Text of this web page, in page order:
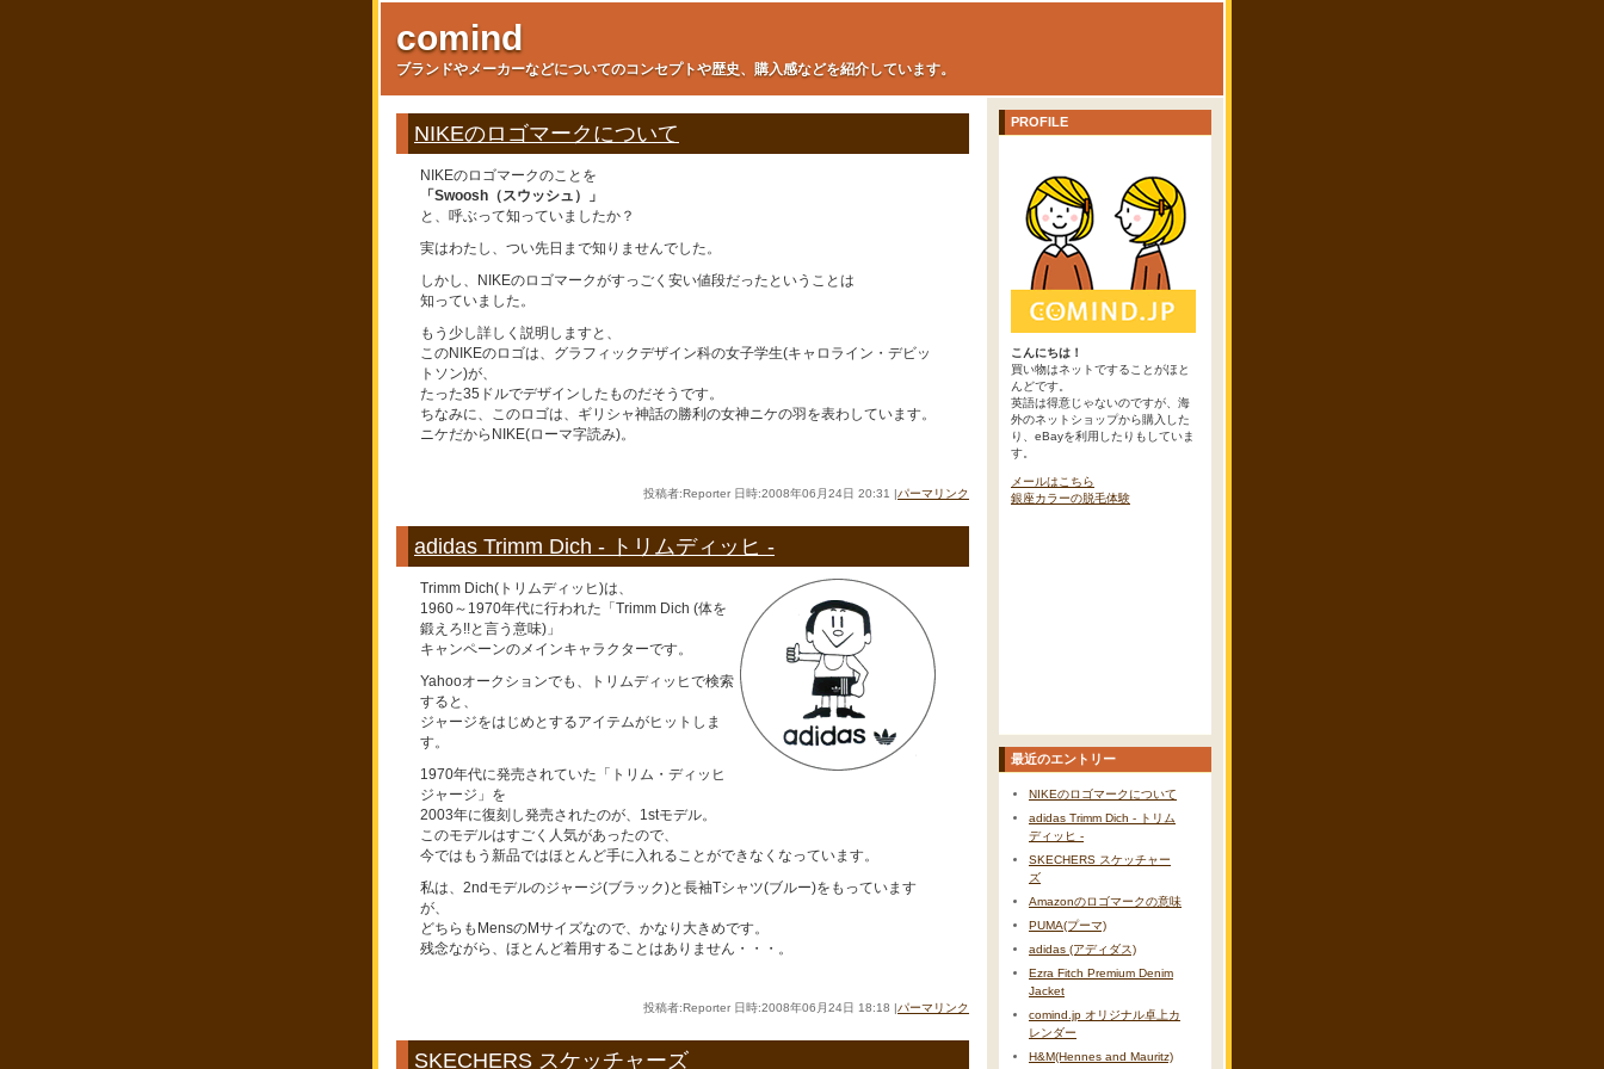
comind
ブランドやメーカーなどについてのコンセプトや歴史、購入感などを紹介しています。
NIKEのロゴマークについて
NIKEのロゴマークのことを
「Swoosh（スウッシュ）」
と、呼ぶって知っていましたか？
実はわたし、つい先日まで知りませんでした。
しかし、NIKEのロゴマークがすっごく安い値段だったということは
知っていました。
もう少し詳しく説明しますと、
このNIKEのロゴは、グラフィックデザイン科の女子学生(キャロライン・デビッ
トソン)が、
たった35ドルでデザインしたものだそうです。
ちなみに、このロゴは、ギリシャ神話の勝利の女神ニケの羽を表わしています。
ニケだからNIKE(ローマ字読み)。
投稿者:Reporter 日時:2008年06月24日 20:31 |パーマリンク
adidas Trimm Dich - トリムディッヒ -
Trimm Dich(トリムディッヒ)は、
1960～1970年代に行われた「Trimm Dich (体を
鍛えろ!!と言う意味)」
キャンペーンのメインキャラクターです。
Yahooオークションでも、トリムディッヒで検索
すると、
ジャージをはじめとするアイテムがヒットしま
す。
1970年代に発売されていた「トリム・ディッヒ
ジャージ」を
2003年に復刻し発売されたのが、1stモデル。
このモデルはすごく人気があったので、
今ではもう新品ではほとんど手に入れることができなくなっています。
私は、2ndモデルのジャージ(ブラック)と長袖Tシャツ(ブルー)をもっています
が、
どちらもMensのMサイズなので、かなり大きめです。
残念ながら、ほとんど着用することはありません・・・。
投稿者:Reporter 日時:2008年06月24日 18:18 |パーマリンク
SKECHERS スケッチャーズ
PROFILE
こんにちは！
買い物はネットですることがほと
んどです。
英語は得意じゃないのですが、海
外のネットショップから購入した
り、eBayを利用したりもしていま
す。
メールはこちら
銀座カラーの脱毛体験
最近のエントリー
NIKEのロゴマークについて
adidas Trimm Dich - トリム
ディッヒ -
SKECHERS スケッチャー
ズ
Amazonのロゴマークの意味
PUMA(プーマ)
adidas (アディダス)
Ezra Fitch Premium Denim
Jacket
comind.jp オリジナル卓上カ
レンダー
H&M(Hennes and Mauritz)